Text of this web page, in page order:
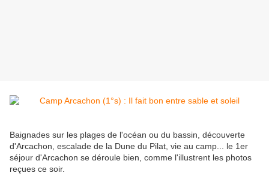
Baignades sur les plages de l'océan ou du bassin, découverte
d'Arcachon, escalade de la Dune du Pilat, vie au camp... le 1er
séjour d'Arcachon se déroule bien, comme l'illustrent les photos
reçues ce soir.